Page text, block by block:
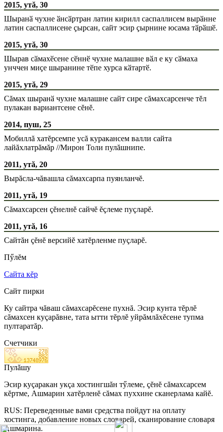
2015, утă, 30
Шыранӑ чухне ӑнсӑртран латин кирилл саспаллисем вырӑнне
латин саспаллисене ҫырсан, сайт эсир ҫырнине юсама тӑрӑшӗ.
2015, утă, 30
Шырав сӑмахӗсене сӗннӗ чухне малашне вӑл е ку сӑмаха
унччен миҫе шыранине тӗпе хурса кӑтартӗ.
2015, утă, 29
Сăмах шыранӑ чухне малашне сайт сире сăмахсарсенче тĕл
пулакан вариантсене сĕнĕ.
2014, пуш, 25
Мобиллă хатĕрсемпе усă куракансем валли сайта
лайăхлатрăмăр //Мирон Толи пулăшнипе.
2011, утă, 20
Вырăсла-чăвашла сăмахсарпа пуянланчĕ.
2011, утă, 19
Сăмахсарсен çĕнелнĕ сайчĕ ĕçлеме пуçларĕ.
2011, утă, 16
Сайтăн çĕнĕ версийĕ хатĕрленме пуçларĕ.
Пӳлĕм
Сайта кĕр
Сайт пирки
Ку сайтра чăваш сăмахсарĕсене пухнă. Эсир кунта тĕрлĕ
сăмахсен куçарăвне, тата ытти тĕрлĕ уйрăмлăхĕсене тупма
пултаратăр.
Счетчики
Пулăшу
Эсир куçаракан укçа хостингшăн тӳлеме, çĕнĕ сăмахсарсем
кĕртме, Ашмарин хатĕрленĕ сăмах пуххине сканерлама кайĕ.
RUS: Переведенные вами средства пойдут на оплату
хостинга, добавление новых словарей, сканирование словаря
Ашмарина.